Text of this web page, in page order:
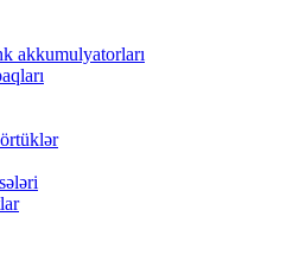
akkumulyatorları